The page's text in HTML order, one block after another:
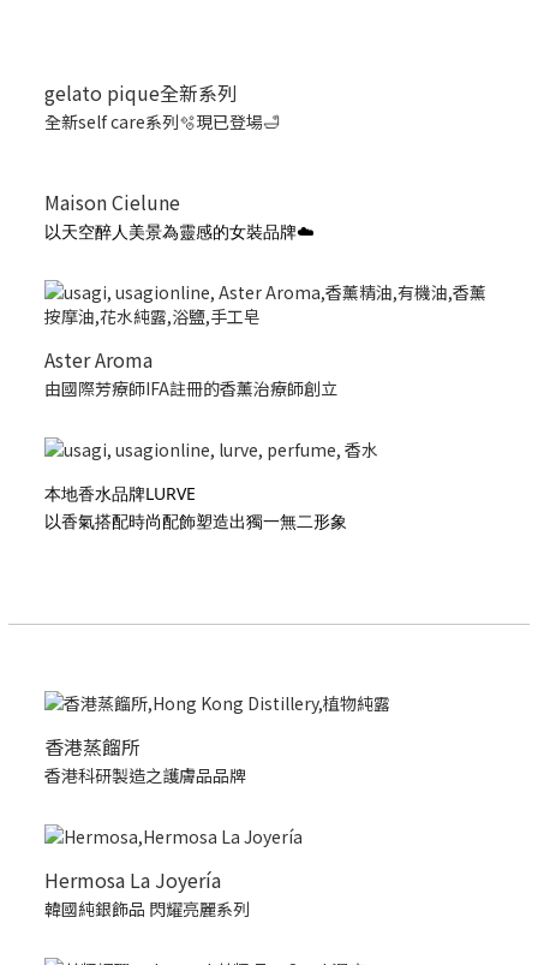
gelato pique全新系列
全新self care系列🫧現已登場🛁
Maison Cielune
以天空醉人美景為靈感的女裝品牌☁️
Aster Aroma
由國際芳療師IFA註冊的香薰治療師創立
本地香水品牌LURVE
以香氣搭配時尚配飾塑造出獨一無二形象
香港蒸餾所
香港科研製造之護膚品品牌
Hermosa La Joyería
韓國純銀飾品 閃耀亮麗系列